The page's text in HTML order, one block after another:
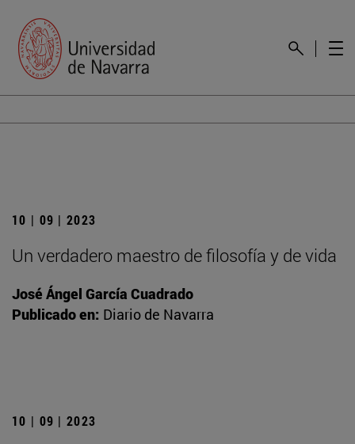
10 | 09 | 2023
Un verdadero maestro de filosofía y de vida
José Ángel García Cuadrado
Publicado en: Diario de Navarra
10 | 09 | 2023